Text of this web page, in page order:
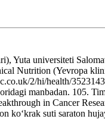
Yuta universiteti
Nutrition (Yevropa
2/hi/health/
manbadan. 105.
in Cancer
suti saraton